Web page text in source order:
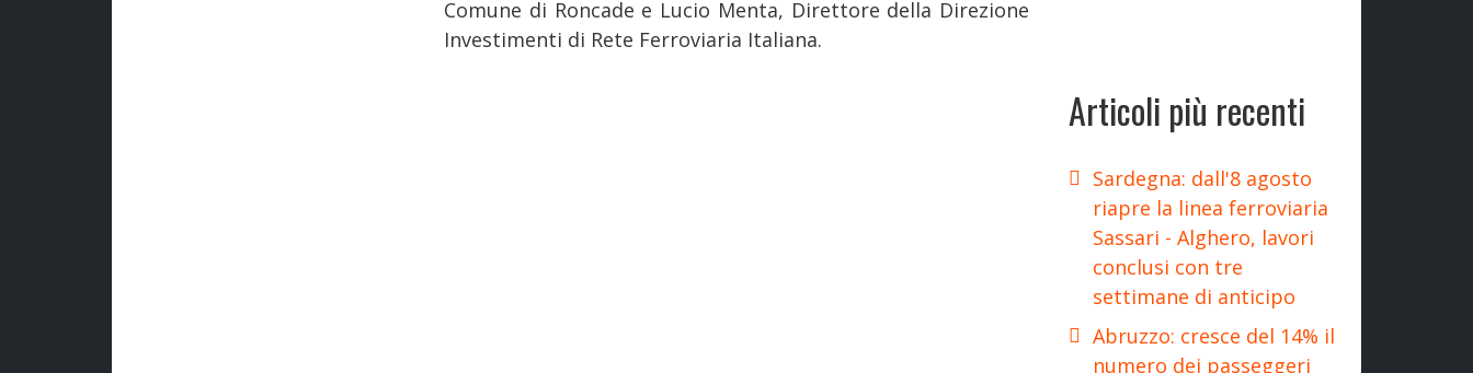
Comune di Roncade e Lucio Menta, Direttore della Direzione
Investimenti di Rete Ferroviaria Italiana.
Articoli più recenti
Sardegna: dall'8 agosto
riapre la linea ferroviaria
Sassari - Alghero, lavori
conclusi con tre
settimane di anticipo
Abruzzo: cresce del 14% il
numero dei passeggeri